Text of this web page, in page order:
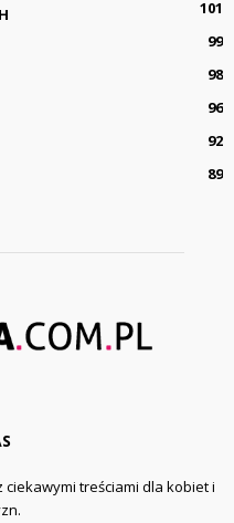
101
99
98
96
92
89
ciekawymi treściami dla kobiet i